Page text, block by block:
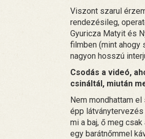
Viszont szarul
rendezésileg,
Gyuricza Matyit és
filmben (mint ahogy
nagyon hosszú
Csodás a videó,
csináltál, miután
Nem mondhattam
épp
mi a baj, ő meg
egy barátnőmmel